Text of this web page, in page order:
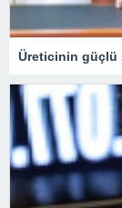
Üreticinin güçlü